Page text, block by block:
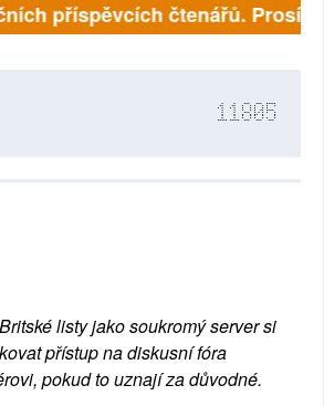
příspěvcích čtenářů.
11805
listy jako soukromý server si
přístup na diskusní fóra
pokud to uznají za důvodné.